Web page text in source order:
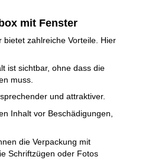
mit Fenster
zahlreiche Vorteile. Hier
ist sichtbar, ohne dass die
muss.
und attraktiver.
Inhalt vor Beschädigungen,
die Verpackung mit
Schriftzügen oder Fotos